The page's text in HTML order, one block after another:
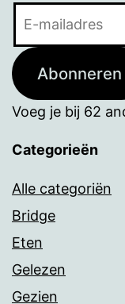
Abonneren
Voeg je bij 62
Categorieën
Alle categoriën
Bridge
Eten
Gelezen
Gezien